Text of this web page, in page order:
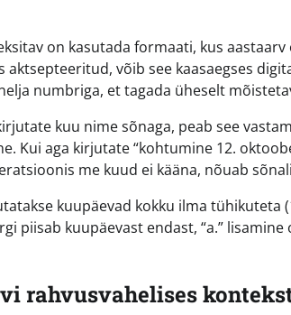
on kasutada formaati, kus
aktsepteeritud, võib see kaasaegses
numbriga, et tagada üheselt
kuu nime sõnaga, peab see
Kui aga kirjutate “kohtumine 12.
me kuud ei kääna, nõuab
kuupäevad kokku ilma tühikuteta
piisab kuupäevast endast, “a.”
rahvusvahelises